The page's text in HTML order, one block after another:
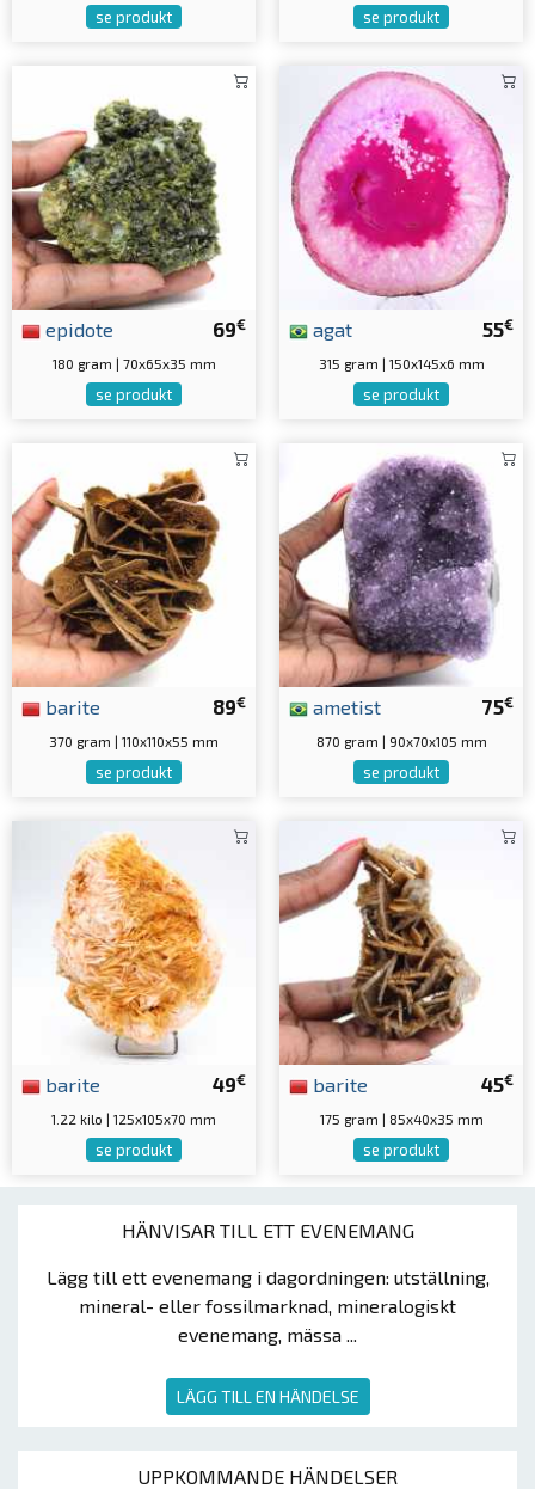
HÄNVISAR TILL ETT EVENEMANG
Lägg till ett evenemang i dagordningen: utställning,
mineral- eller fossilmarknad, mineralogiskt
evenemang, mässa ...
LÄGG TILL EN HÄNDELSE
UPPKOMMANDE HÄNDELSER
se produkt se produkt
69€
epidote
180 gram | 70x65x35 mm
se produkt
55€
agat
315 gram | 150x145x6 mm
se produkt
89€
barite
370 gram | 110x110x55 mm
se produkt
75€
ametist
870 gram | 90x70x105 mm
se produkt
49€
barite
1.22 kilo | 125x105x70 mm
se produkt
45€
barite
175 gram | 85x40x35 mm
se produkt